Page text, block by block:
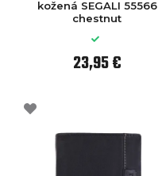
kožená SEGALI 55566
chestnut
23,95 €